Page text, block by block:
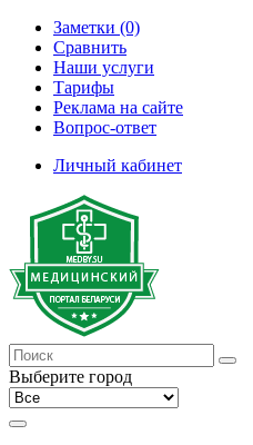
Заметки (0)
Сравнить
Наши услуги
Тарифы
Реклама на сайте
Вопрос-ответ
Личный кабинет
Выберите город